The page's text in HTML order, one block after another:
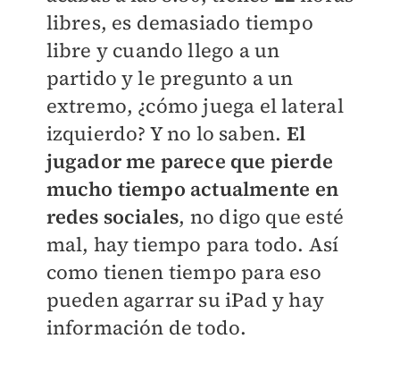
libres, es demasiado tiempo
libre y cuando llego a un
partido y le pregunto a un
extremo, ¿cómo juega el lateral
izquierdo? Y no lo saben. El
jugador me parece que pierde
mucho tiempo actualmente en
redes sociales, no digo que esté
mal, hay tiempo para todo. Así
como tienen tiempo para eso
pueden agarrar su iPad y hay
información de todo.